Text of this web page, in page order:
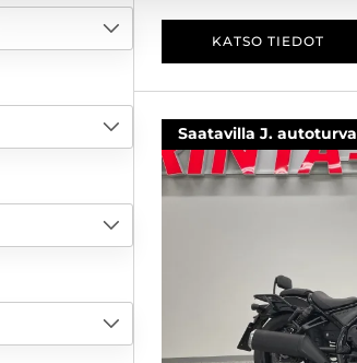
KATSO TIEDOT
Saatavilla J. autoturva